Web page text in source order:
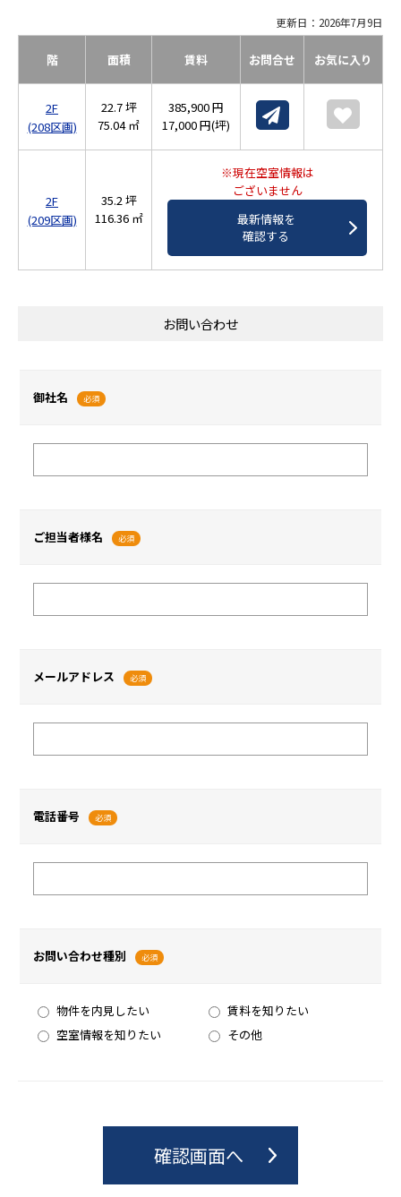
更新日：2026年7月9日
階 面積 賃料 お問合せ お気に入り
2F
(208区画)
22.7 坪
75.04 ㎡
385,900 円
17,000 円(坪)
2F
(209区画)
35.2 坪
116.36 ㎡
※現在空室情報は
ございません
最新情報を
確認する
お問い合わせ
御社名 必須
ご担当者様名 必須
メールアドレス 必須
電話番号 必須
お問い合わせ種別 必須
物件を内見したい
賃料を知りたい
空室情報を知りたい
その他